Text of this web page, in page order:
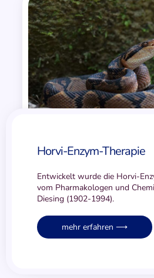
Horvi-Enzym-Therapie
Entwickelt wurde die Horvi-
vom Pharmakologen und
Diesing (1902-1994).
mehr erfahren ⟶